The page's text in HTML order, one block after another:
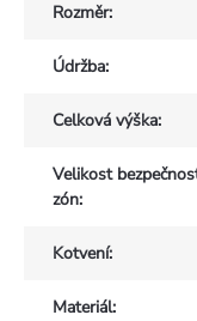
Rozměr:
Údržba:
Celková výška:
Velikost
zón:
Kotvení:
Materiál: